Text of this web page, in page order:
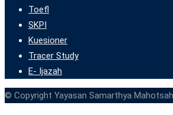
Toefl
SKPI
Kuesioner
Tracer Study
E- Ijazah
© Copyright Yayasan Samarthya